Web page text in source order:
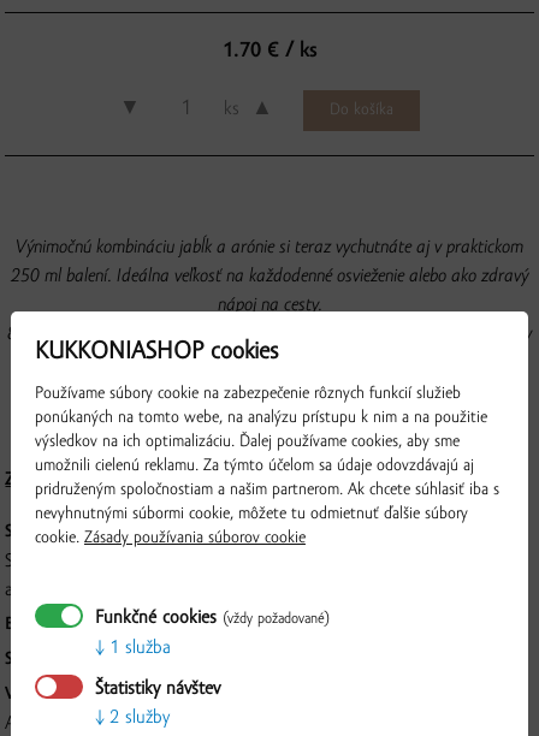
1.70 € / ks
▼ ks ▲
Výnimočnú kombináciu jabĺk a arónie si teraz vychutnáte aj v praktickom
250 ml balení. Ideálna veľkosť na každodenné osvieženie alebo ako zdravý
nápoj na cesty.
80 % podiel šťavnatej jablkovej cuvée šťavy sme doplnili o 20 % čistej šťavy
z arónie. Sladkastá chuť jabĺk sa dokonale snúbi s jemne horko-kyslými
tónmi arónie, ktorá je pre svoje antioxidačné účinky považovaná za
skutočnú superpotravinu.
Zloženie a nutričné hodnoty
SKLADOVANIE:
Skladujte na suchom a tmavom mieste. Po otvorení skladujte v chlade
a spotrebujte do 24 hodín.
BALENIE: 250 ml
SKUPINOVÉ BALENIE:
VÝROBCA:
AGROSUN spol. s r.o., Povodská 5351/14A, Dunajská Streda 929 01
KUKKONIASHOP cookies
Používame súbory cookie na zabezpečenie rôznych funkcií služieb
ponúkaných na tomto webe, na analýzu prístupu k nim a na použitie
výsledkov na ich optimalizáciu. Ďalej používame cookies, aby sme
umožnili cielenú reklamu. Za týmto účelom sa údaje odovzdávajú aj
pridruženým spoločnostiam a našim partnerom. Ak chcete súhlasiť iba s
nevyhnutnými súbormi cookie, môžete tu odmietnuť ďalšie súbory
cookie. Zásady používania súborov cookie
Funkčné cookies (vždy požadované)
1 služba
Štatistiky návštev
2 služby